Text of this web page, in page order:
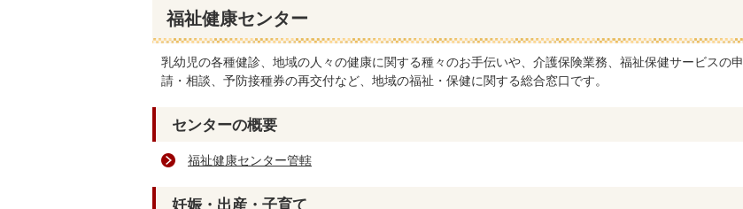
福祉健康センター
乳幼児の各種健診、地域の人々の健康に関する種々のお手伝いや、介護保険業務、福祉保健サービスの申
請・相談、予防接種券の再交付など、地域の福祉・保健に関する総合窓口です。
センターの概要
福祉健康センター管轄
妊娠・出産・子育て